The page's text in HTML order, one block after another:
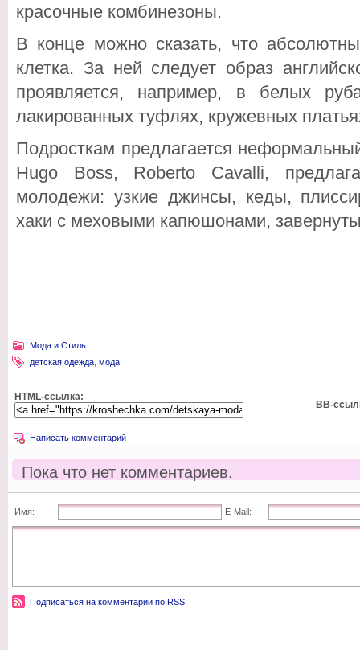
красочные комбинезоны.
В конце можно сказать, что
клетка. За ней следует образ
проявляется, например, в белых
лакированных туфлях, кружевных
Подросткам предлагается
Hugo Boss, Roberto Cavalli,
молодежи: узкие джинсы, кеды,
хаки с меховыми капюшонами,
Мода и Стиль
детская одежда мода
HTML-ссылка:
BB-
Написать комментарий
Пока что нет комментариев.
Имя: E-Mail:
Подписаться на комментарии по RSS